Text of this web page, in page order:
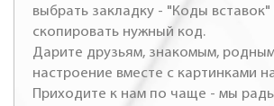
выбрать закладку - "Коды вставок"
скопировать нужный код.
Дарите друзьям, знакомым,
настроение вместе с картинками
Приходите к нам по чаще - мы